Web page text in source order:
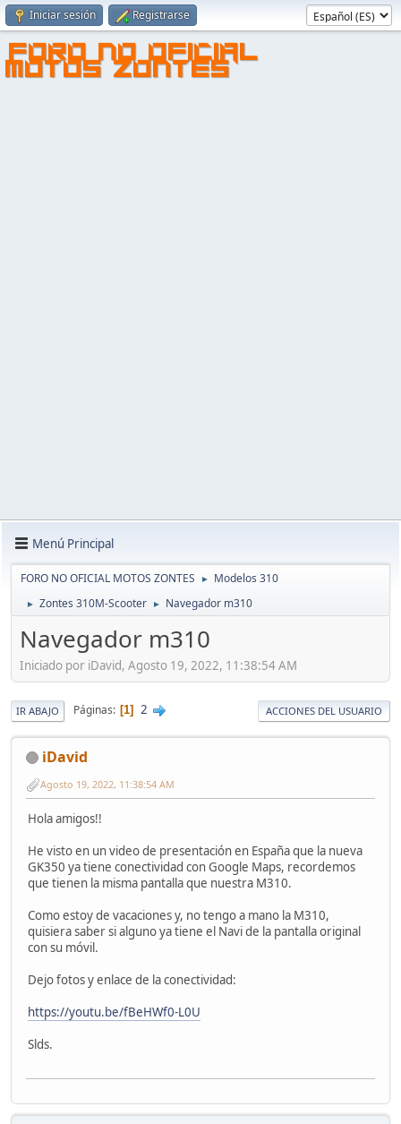
Iniciar sesión Registrarse
FORO NO OFICIAL
MOTOS ZONTES
Menú Principal
FORO NO OFICIAL MOTOS ZONTES ► Modelos 310
► Zontes 310M-Scooter ► Navegador m310
Navegador m310
Iniciado por iDavid, Agosto 19, 2022, 11:38:54 AM
IR ABAJO Páginas 1 2 ACCIONES DEL USUARIO
iDavid
Agosto 19, 2022, 11:38:54 AM
Hola amigos!!
He visto en un video de presentación en España que la nueva
GK350 ya tiene conectividad con Google Maps, recordemos
que tienen la misma pantalla que nuestra M310.
Como estoy de vacaciones y, no tengo a mano la M310,
quisiera saber si alguno ya tiene el Navi de la pantalla original
con su móvil.
Dejo fotos y enlace de la conectividad:
https://youtu.be/fBeHWf0-L0U
Slds.